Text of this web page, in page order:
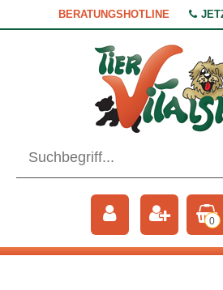
BERATUNGSHOTLINE
0